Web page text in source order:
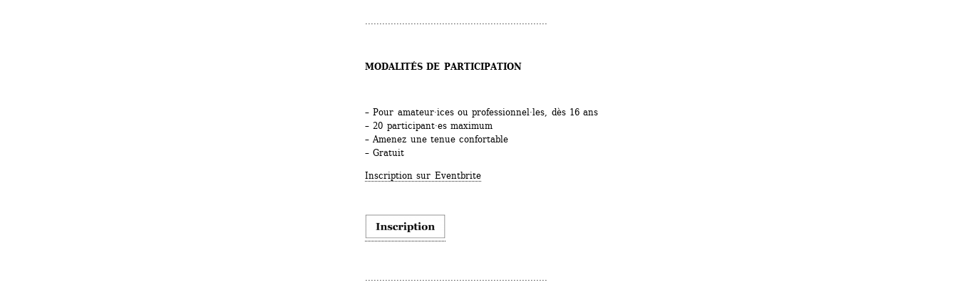
MODALITÉS DE PARTICIPATION
– Pour amateur·ices ou professionnel·les, dès 16 ans
– 20 participant·es maximum
– Amenez une tenue confortable
– Gratuit
Inscription sur Eventbrite
................................................................